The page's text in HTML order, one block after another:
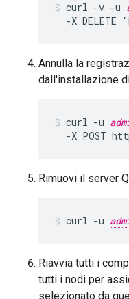
curl -v -u
-X DELETE
Annulla la
dall'installazione
curl -u
-X POST
Rimuovi il server
curl -u
Riavvia tutti i
tutti i nodi per
selezionato da